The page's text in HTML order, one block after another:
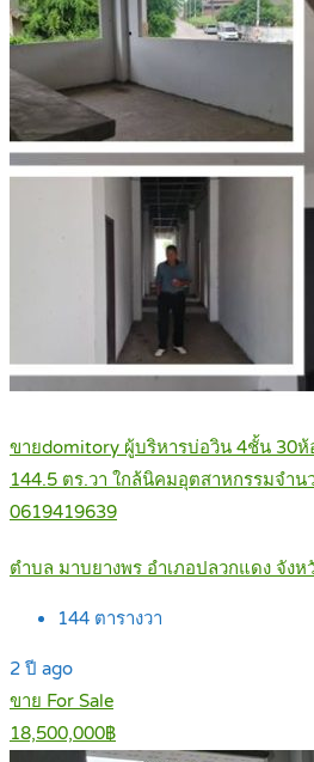
ขายdomitory ผู้บริหารบ่อวิน 4ชั้น 30ห้
144.5 ตร.วา ใกล้นิคมอุตสาหกรรมจำ
0619419639
ตำบล มาบยางพร อำเภอปลวกแดง จังห
144 ตารางวา
2 ปี ago
ขาย For Sale
18,500,000฿